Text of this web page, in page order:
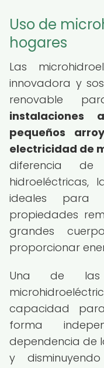
Uso de
hogares
Las
innovadora y
renovable
instalaciones
pequeños
electricidad de
diferencia
hidroeléctricas,
ideales para
propiedades
grandes
proporcionar
Una de las
capacidad
forma
dependencia de
y